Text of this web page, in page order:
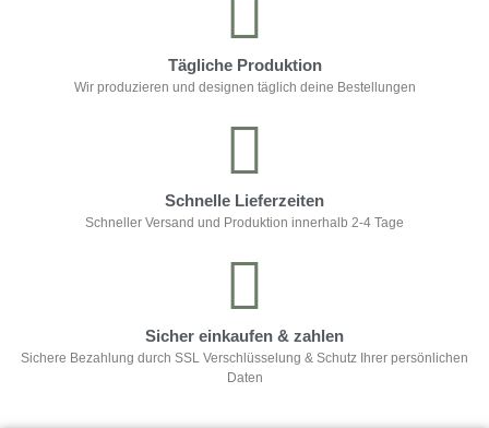
Tägliche Produktion
Wir produzieren und designen täglich deine Bestellungen
Schnelle Lieferzeiten
Schneller Versand und Produktion innerhalb 2-4 Tage
Sicher einkaufen & zahlen
Sichere Bezahlung durch SSL Verschlüsselung & Schutz Ihrer persönlichen
Daten